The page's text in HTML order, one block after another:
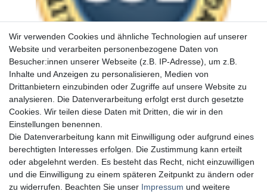
Wir verwenden Cookies und ähnliche Technologien auf unserer
Website und verarbeiten personenbezogene Daten von
Besucher:innen unserer Webseite (z.B. IP-Adresse), um z.B.
Inhalte und Anzeigen zu personalisieren, Medien von
Drittanbietern einzubinden oder Zugriffe auf unsere Website zu
analysieren. Die Datenverarbeitung erfolgt erst durch gesetzte
Cookies. Wir teilen diese Daten mit Dritten, die wir in den
Einstellungen benennen.
Die Datenverarbeitung kann mit Einwilligung oder aufgrund eines
berechtigten Interesses erfolgen. Die Zustimmung kann erteilt
oder abgelehnt werden. Es besteht das Recht, nicht einzuwilligen
und die Einwilligung zu einem späteren Zeitpunkt zu ändern oder
zu widerrufen. Beachten Sie unser Impressum und weitere